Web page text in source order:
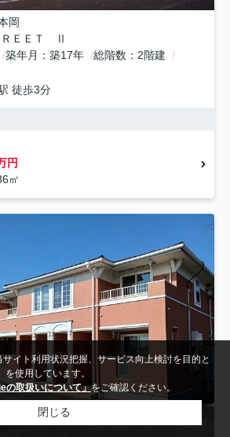
岡
ＲＥＥＴ Ⅱ
築年月 築17年 総階数
2階建
徒歩3分
円
㎡
イト利用状況把握、サービス向上検討を目的と
使用しています。
の取扱いについて」をご確認ください。
閉じる